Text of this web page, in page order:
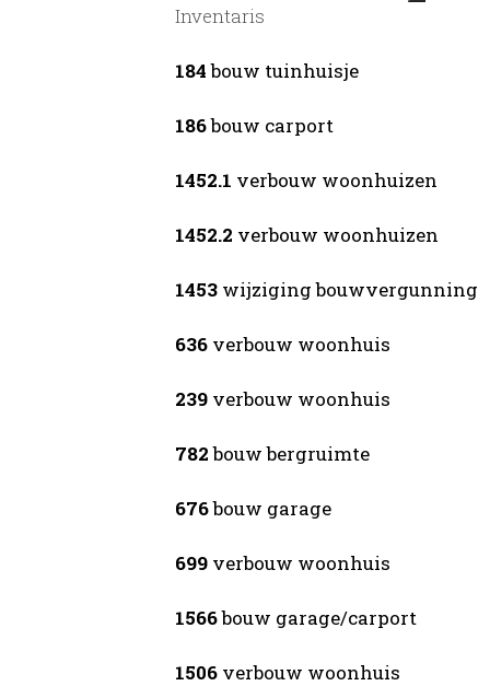
Inventaris
184bouw tuinhuisje
186bouw carport
1452.1 verbouw woonhuizen
1452.2 verbouw woonhuizen
1453 wijziging bouwvergunning
636 verbouw woonhuis
239 verbouw woonhuis
782bouw bergruimte
676bouw garage
699 verbouw woonhuis
1566bouw garage/carport
1506 verbouw woonhuis